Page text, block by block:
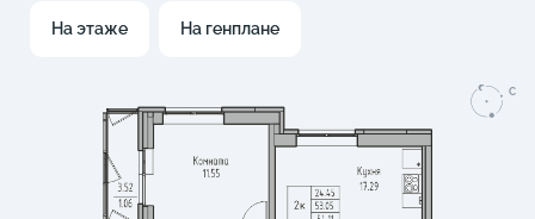
На этаже На генплане
C